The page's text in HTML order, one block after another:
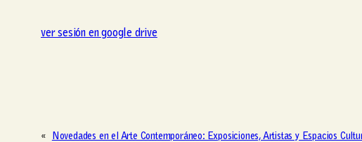
ver sesión en google drive
«
Novedades en el Arte Contemporáneo: Exposiciones, Artistas y Espacios